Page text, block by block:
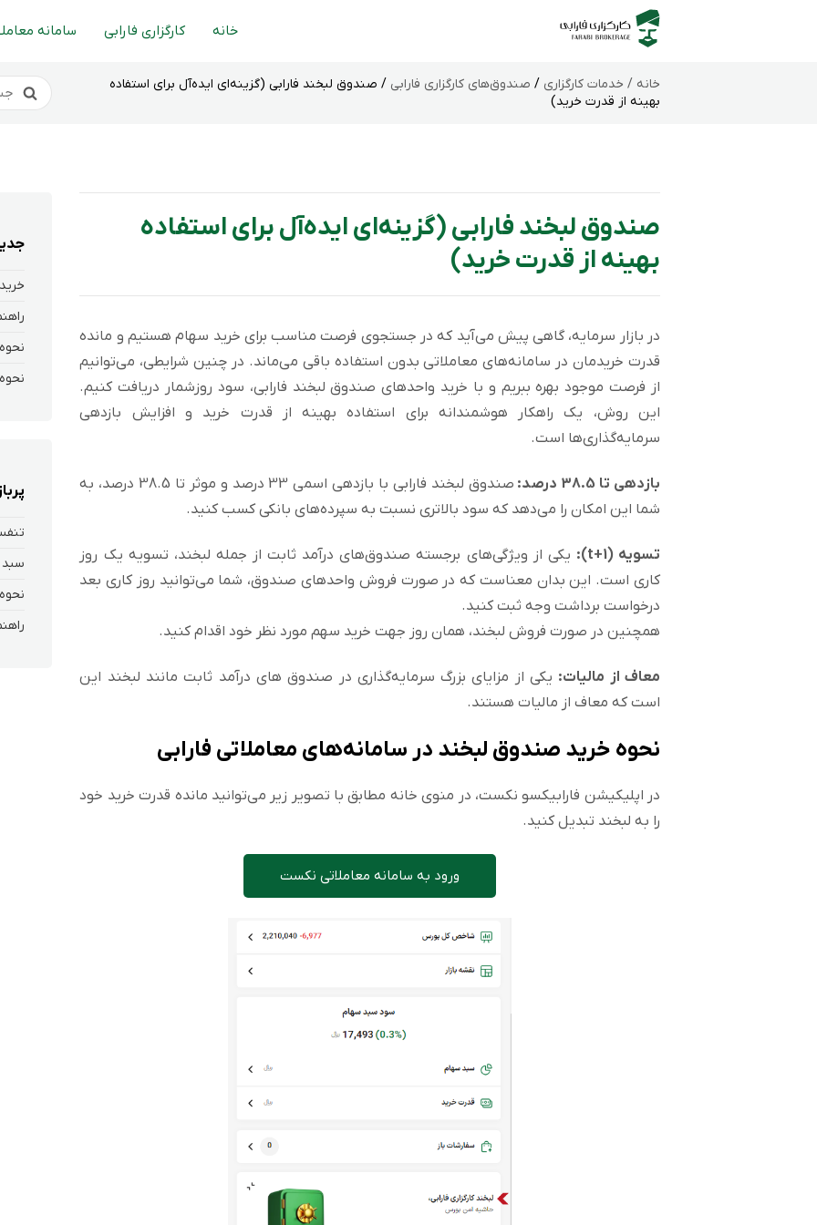
خانه کارگزاری فارابی سامانه
خانه / خدمات کارگزاری / صندوق‌های کارگزاری فارابی / صندوق لبخند فارابی (گزینه‌ای ایده‌آل برای استفاده
بهینه از قدرت خرید)
صندوق لبخند فارابی (گزینه‌ای ایده‌آل برای استفاده
بهینه از قدرت خرید)
در بازار سرمایه، گاهی پیش می‌آید که در جستجوی فرصت مناسب برای خرید سهام هستیم و مانده
قدرت خریدمان در سامانه‌های معاملاتی بدون استفاده باقی می‌ماند. در چنین شرایطی، می‌توانیم
از فرصت‌ موجود بهره ببریم و با خرید واحدهای صندوق لبخند فارابی، سود روزشمار دریافت کنیم.
این روش، یک راهکار هوشمندانه برای استفاده بهینه از قدرت خرید و افزایش بازدهی
سرمایه‌گذاری‌ها است.
بازدهی تا 38.5 درصد:
صندوق لبخند فارابی با بازدهی اسمی 33 درصد و موثر تا 38.5 درصد، به
شما این امکان را می‌دهد که سود بالاتری نسبت به سپرده‌های بانکی کسب کنید.
تسویه (t+1):
یکی از ویژگی‌های برجسته صندوق‌های درآمد ثابت از جمله لبخند، تسویه یک روز
کاری است. این بدان معناست که در صورت فروش واحدهای صندوق، شما می‌توانید روز کاری بعد
درخواست برداشت وجه ثبت کنید.
همچنین در صورت فروش لبخند، همان روز جهت خرید سهم مورد نظر خود اقدام کنید.
معاف از مالیات: یکی از مزایای بزرگ سرمایه‌گذاری در صندوق های درآمد ثابت مانند لبخند این
است که معاف از مالیات هستند.
نحوه خرید صندوق لبخند در سامانه‌های معاملاتی فارابی
در اپلیکیشن فارابیکسو نکست، در منوی خانه مطابق با تصویر زیر می‌توانید مانده قدرت خرید خود
را به لبخند تبدیل کنید.
ورود به سامانه معاملاتی نکست
سبد